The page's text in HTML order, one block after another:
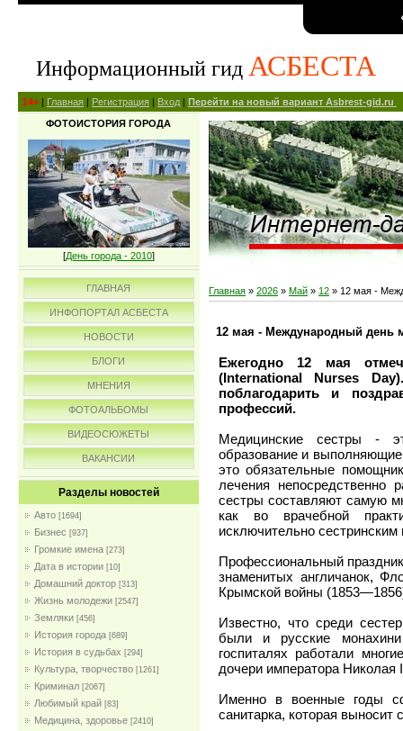
Информационный гид АСБЕСТА
14+ | Главная | Регистрация | Вход | Перейти на новый вариант Asbrest-gid.ru
ФОТОИСТОРИЯ ГОРОДА
[День города - 2010]
ГЛАВНАЯ
ИНФОПОРТАЛ АСБЕСТА
НОВОСТИ
БЛОГИ
МНЕНИЯ
ФОТОАЛЬБОМЫ
ВИДЕОСЮЖЕТЫ
ВАКАНСИИ
Разделы новостей
Авто [1694]
Бизнес [937]
Громкие имена [273]
Дата в истории [10]
Домашний доктор [313]
Жизнь молодежи [2547]
Земляки [456]
История города [689]
История в судьбах [294]
Культура, творчество [1261]
Криминал [2067]
Любимый край [83]
Медицина, здоровье [2410]
Главная » 2026 » Май » 12 » 12 мая -
12 мая - Международный день
Ежегодно 12 мая
(International Nurses
поблагодарить и
профессий.
Медицинские сестры -
образование и
это обязательные
лечения
сестры составляют самую
как во врачебной
исключительно
Профессиональный
знаменитых англичанок,
Крымской войны
Известно, что среди
были и русские
госпиталях работали
дочери императора Николая
Именно в военные годы
санитарка, которая выносит